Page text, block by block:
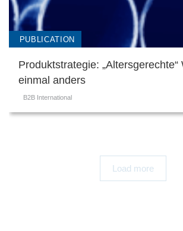
PUBLICATION
Produktstrategie:
einmal anders
B2B International
Load more